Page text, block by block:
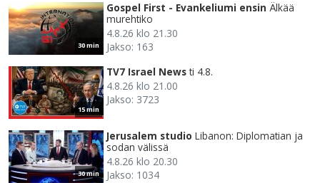
30 min
Gospel First - Evankeliumi ensin Älkää
murehtiko
4.8.26 klo 21.30
Jakso: 163
15 min
TV7 Israel News ti 4.8.
4.8.26 klo 21.00
Jakso: 3723
30 min
Jerusalem studio Libanon: Diplomatian ja
sodan välissä
4.8.26 klo 20.30
Jakso: 1034